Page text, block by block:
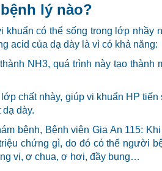
lý nào?
khuẩn có thể sống trong lớp nhầy
acid của dạ dày là vì có khả năng:
NH3, quá trình này tạo thành
chất nhày, giúp vi khuẩn HP
dày.
bệnh, Bệnh viện Gia An 115:
chứng gì, do đó có thể người
vị, ợ chua, ợ hơi, đầy bụng…